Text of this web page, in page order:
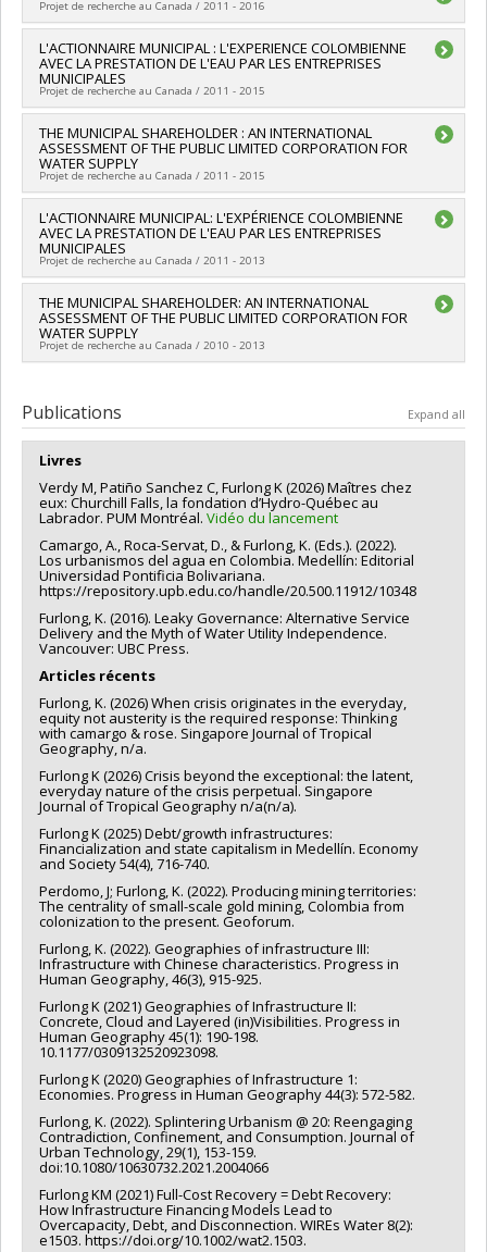
Mauro Rossi,Luc Faucher, Amandine Catala
Funding sources:FRQSC/Fonds de recherche du Québec -
Société et culture (FQRSC)
Grant programs:PV129894-(RG) Programme Regroupements
stratégiques
Pablo Gilabert,Chantal Bouffard,
Légaré,Jocelyn Maclure,Mauro Rossi
Funding sources:FRQS/Fonds de recherche du Québec -
Santé (FRSQ)
Grant programs:PVXXXXXX-Regroupement stratégique
Grant programs:PVXXXXXX-FGR – Subvention de recherche
institutionnelle
Funding sources: CRSH/Conseil de recherches en sciences
humaines du Canada
Grant programs:PV152160-Subvention Connexion
Projet de recherche au Canada / 2011 - 2016
Lead researcher :Kathryn Furlong
Funding sources:SPIIE/Secrétariat des programmes
interorganismes à l’intention des établissements
Grant programs:PVX50399-Chaires de recherche du Canada
L'ACTIONNAIRE MUNICIPAL : L'EXPERIENCE COLOMBIENNE
AVEC LA PRESTATION DE L'EAU PAR LES ENTREPRISES
MUNICIPALES
Projet de recherche au Canada / 2011 - 2015
Lead researcher : Kathryn Furlong
Funding sources: FRQSC/Fonds de recherche du Québec -
Société et culture (FQRSC)
Grant programs:PV113813-(NP) Programme d'établissement
de nouveaux professeurs-chercheurs
THE MUNICIPAL SHAREHOLDER : AN INTERNATIONAL
ASSESSMENT OF THE PUBLIC LIMITED CORPORATION FOR
WATER SUPPLY
Projet de recherche au Canada / 2011 - 2015
Funding sources:CRSH/Conseil de recherches en sciences
humaines du Canada
Grant programs:PVXXXXXX-Subvention ordinaire de
recherche
L'ACTIONNAIRE MUNICIPAL: L'EXPÉRIENCE COLOMBIENNE
AVEC LA PRESTATION DE L'EAU PAR LES ENTREPRISES
MUNICIPALES
Projet de recherche au Canada / 2011 - 2013
Lead researcher : Kathryn Furlong
THE MUNICIPAL SHAREHOLDER: AN INTERNATIONAL
ASSESSMENT OF THE PUBLIC LIMITED CORPORATION FOR
WATER SUPPLY
Projet de recherche au Canada / 2010 - 2013
Publications Expand all
Livres
Verdy M, Patiño Sanchez C, Furlong K (2026) Maîtres chez
eux: Churchill Falls, la fondation d’Hydro-Québec au
Labrador. PUM Montréal. Vidéo du lancement
Camargo, A., Roca-Servat, D., & Furlong, K. (Eds.). (2022).
Los urbanismos del agua en Colombia. Medellín: Editorial
Universidad Pontificia Bolivariana.
https://repository.upb.edu.co/handle/20.500.11912/10348
Furlong, K. (2016). Leaky Governance: Alternative Service
Delivery and the Myth of Water Utility Independence.
Vancouver: UBC Press.
Articles récents
Furlong, K. (2026) When crisis originates in the everyday,
equity not austerity is the required response: Thinking
with camargo & rose. Singapore Journal of Tropical
Geography, n/a.
Furlong K (2026) Crisis beyond the exceptional: the latent,
everyday nature of the crisis perpetual. Singapore
Journal of Tropical Geography n/a(n/a).
Furlong K (2025) Debt/growth infrastructures:
Financialization and state capitalism in Medellín. Economy
and Society 54(4), 716-740.
Perdomo, J; Furlong, K. (2022). Producing mining territories:
The centrality of small-scale gold mining, Colombia from
colonization to the present. Geoforum.
Furlong, K. (2022). Geographies of infrastructure III:
Infrastructure with Chinese characteristics. Progress in
Human Geography, 46(3), 915-925.
Furlong K (2021) Geographies of Infrastructure II:
Concrete, Cloud and Layered (in)Visibilities. Progress in
Human Geography 45(1): 190-198.
10.1177/0309132520923098.
Furlong K (2020) Geographies of Infrastructure 1:
Economies. Progress in Human Geography 44(3): 572-582.
Furlong, K. (2022). Splintering Urbanism @ 20: Reengaging
Contradiction, Confinement, and Consumption. Journal of
Urban Technology, 29(1), 153-159.
doi:10.1080/10630732.2021.2004066
Furlong KM (2021) Full-Cost Recovery = Debt Recovery:
How Infrastructure Financing Models Lead to
Overcapacity, Debt, and Disconnection. WIREs Water 8(2):
e1503. https://doi.org/10.1002/wat2.1503.